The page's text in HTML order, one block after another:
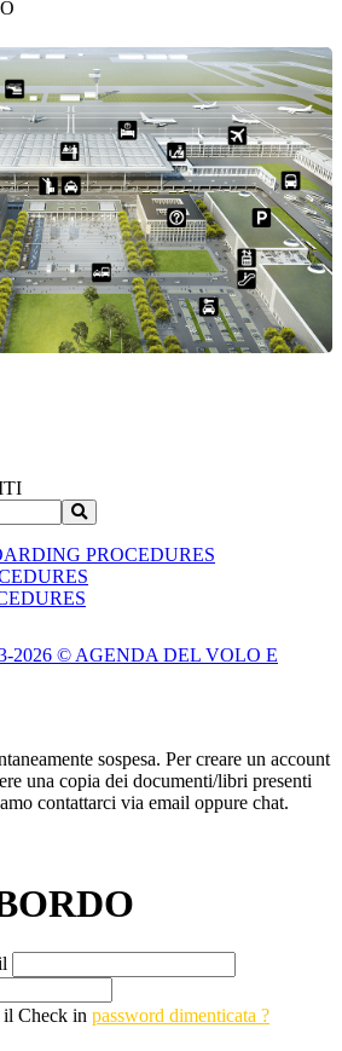
PROCEDURES
2026 © AGENDA DEL VOLO E
sospesa. Per creare un account
una copia dei documenti/libri presenti
contattarci via email oppure chat.
il Check in password dimenticata ?